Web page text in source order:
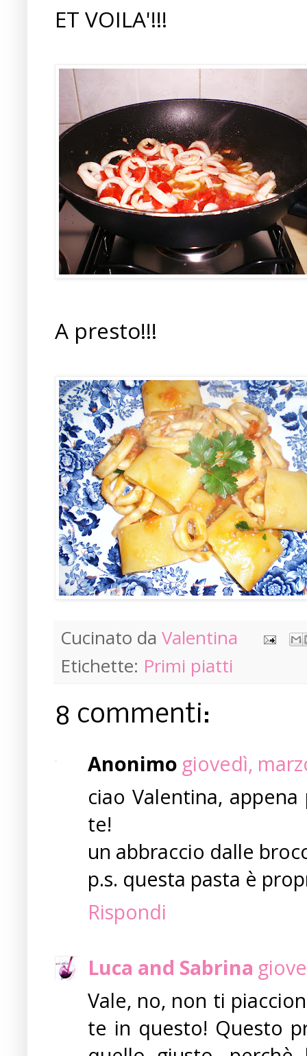
ET VOILA'!!!
A presto!!!
Cucinato da Valentina
Etichette: Primi piatti
8 commenti:
Anonimo giovedì,
ciao Valentina,
te!
un abbraccio dalle
p.s. questa pasta è
Rispondi
Luca and Sabrina
Vale, no, non ti
te in questo! Questo